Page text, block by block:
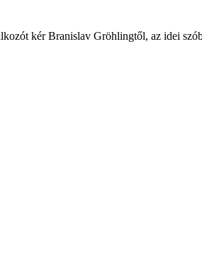
kér Branislav Gröhlingtől, az idei